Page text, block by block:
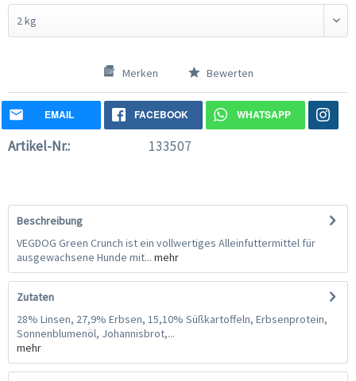
Merken Bewerten
EMAIL FACEBOOK WHATSAPP
Artikel-Nr.: 133507
Beschreibung
VEGDOG Green Crunch ist ein vollwertiges Alleinfuttermittel für
ausgewachsene Hunde mit... mehr
Zutaten
28% Linsen, 27,9% Erbsen, 15,10% Süßkartoffeln, Erbsenprotein,
Sonnenblumenöl, Johannisbrot,...
mehr